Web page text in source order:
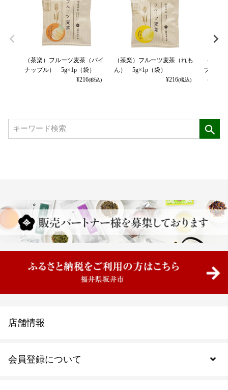
（茶楽）フルーツ麦茶（パイ
ナップル） 5g×1p（袋）
¥216(税込)
（茶楽）フルーツ麦茶（れも
ん） 5g×1p（袋）
¥216(税込)
（茶楽
プルマ
（袋）
会員登録について
店舗情報